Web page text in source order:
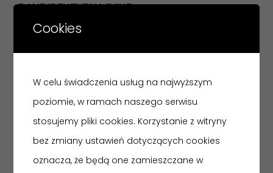
DANE IDENTYFIKACYJNE
Popielniczka, wzór nr 655. Projekt Wit Płażewski.
Zatwierdzony przez Komisję Selekcyjną w 1965 r. Forma:
kształt kulisty z podwójną ścianką, wnętrze łódkowate.
Dekoracja: biała z siecią brązowo-zielonych okręgów.
Cookies
W celu świadczenia usług na najwyższym
poziomie, w ramach naszego serwisu
stosujemy pliki cookies. Korzystanie z witryny
bez zmiany ustawień dotyczących cookies
oznacza, że będą one zamieszczane w